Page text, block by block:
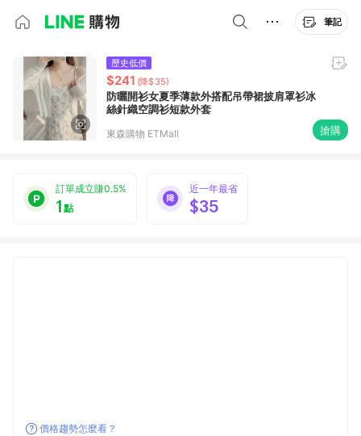
筆記
歷史低價
$241 (降$35)
防曬開衫女夏季薄款外搭配吊帶裙披肩罩衫冰
絲針織空調衫短款外套
東森購物 ETMall 搶購
訂單成立賺0.5%
1點
近一年最省
$35
價格趨勢怎麼看？